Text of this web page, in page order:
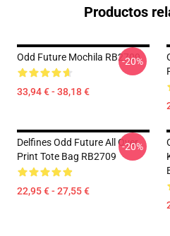
Productos
Odd Future Mochila RB2709
33,94 € - 38,18 €
-20%
Delfines Odd Future All Over
Print Tote Bag RB2709
22,95 € - 27,55 €
-20%